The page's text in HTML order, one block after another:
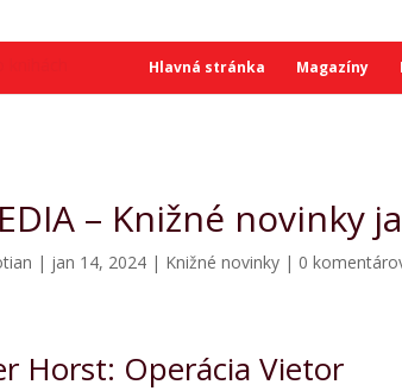
Hlavná stránka Magazíny
– Knižné novinky
| jan 14, 2024 | Knižné novinky | 0
Horst: Operácia Vietor